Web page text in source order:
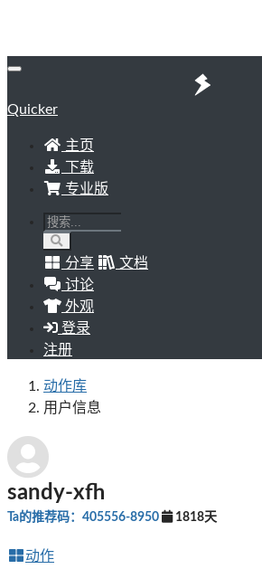
Quicker
主页
下载
专业版
分享
文档
讨论
外观
登录
注册
动作库
用户信息
sandy-xfh
Ta的推荐码：405556-8950 1818天
动作